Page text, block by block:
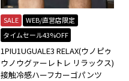
SALE
WEB/直営店限定
タイムセール43%OFF
1PIU1UGUALE3 RELAX(ウノピゥ
ウノウグァーレトレ リラックス)
接触冷感ハーフカーゴパンツ